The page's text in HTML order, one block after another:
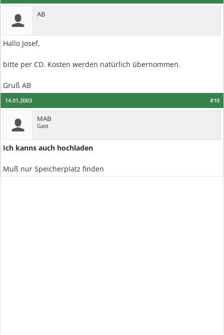
AB
Hallo Josef,
bitte per CD. Kosten werden natürlich übernommen.
Gruß AB
#10
14.01.2003
MAB
Gast
Ich kanns auch hochladen
Muß nur Speicherplatz finden